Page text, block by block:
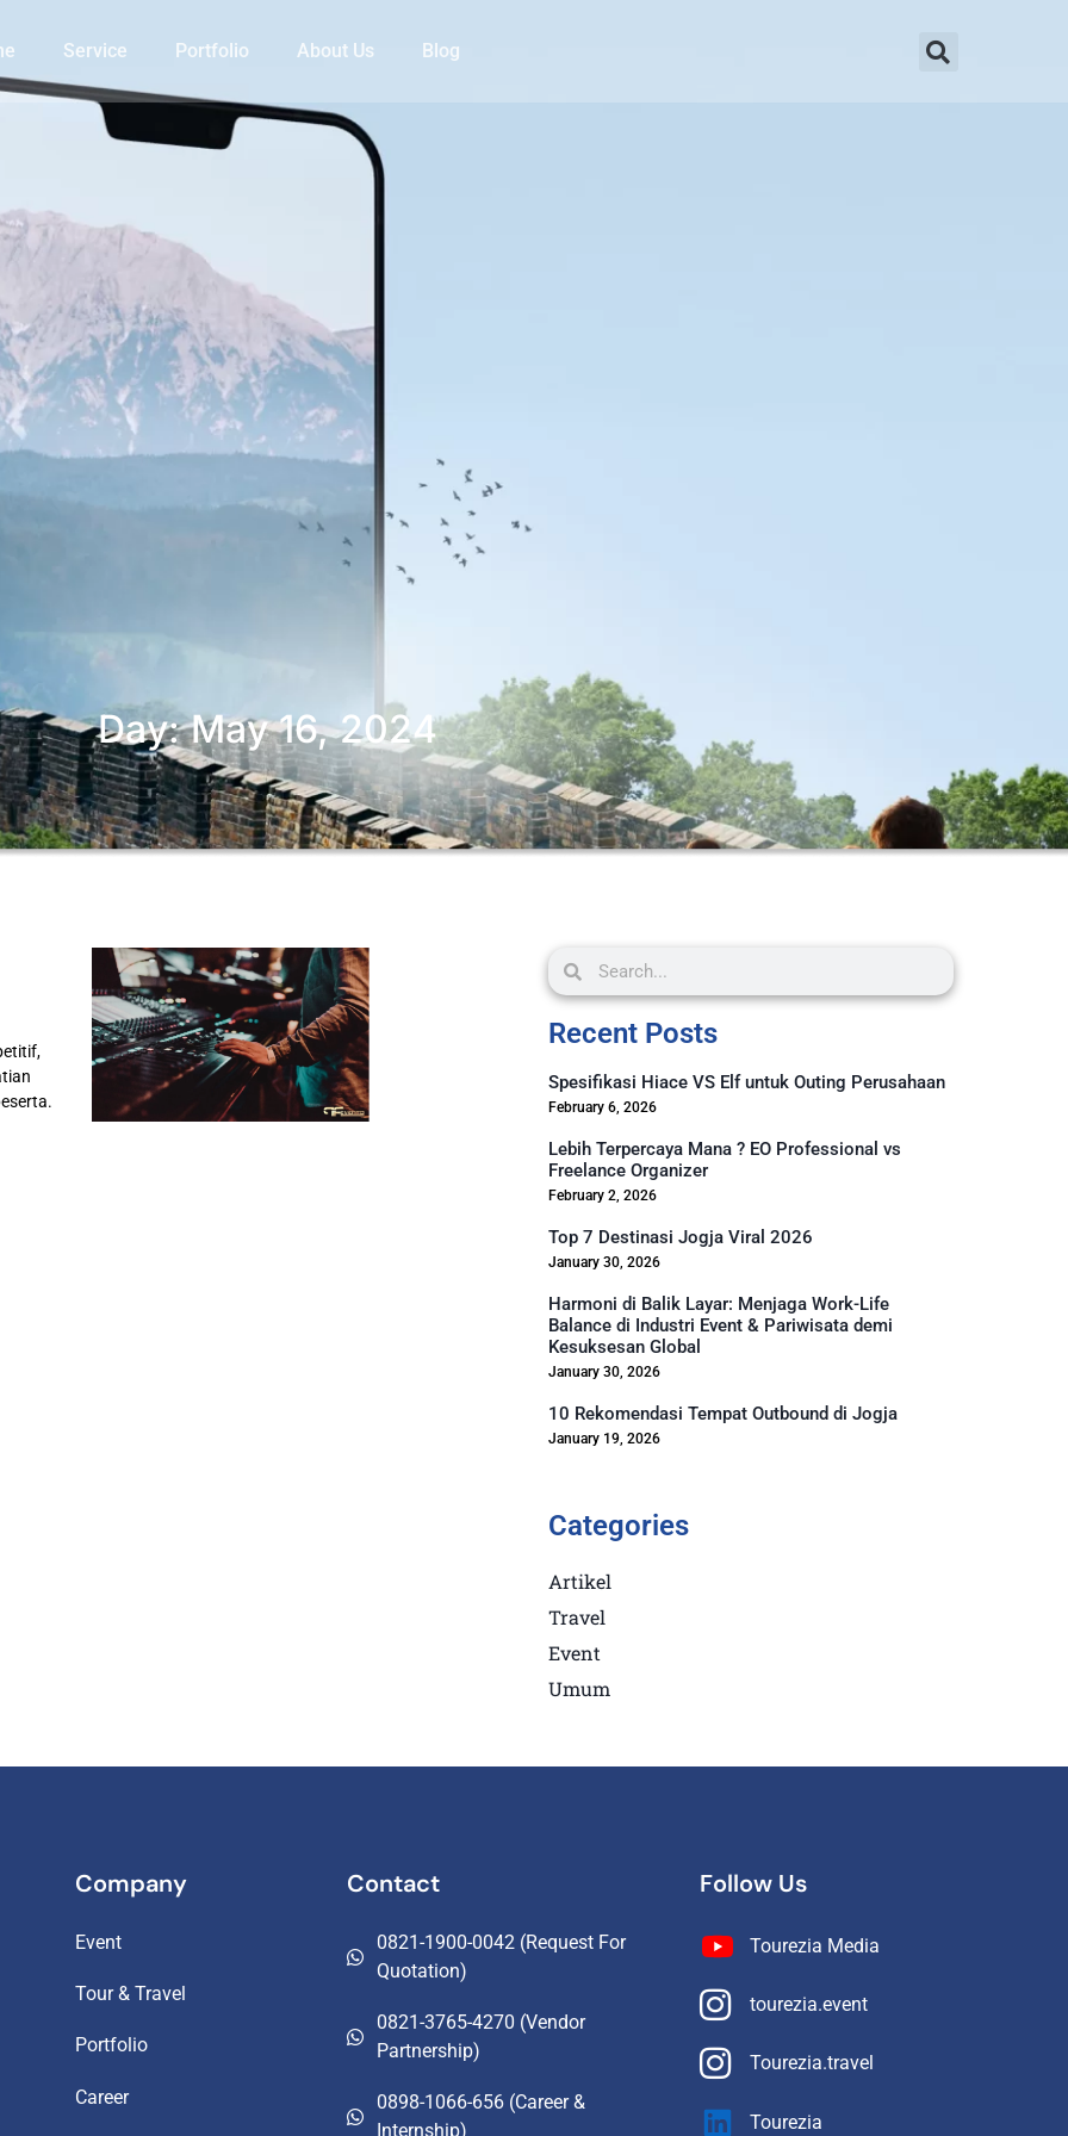
Service Portfolio About Us Blog
Day: May 16, 2024
Recent Posts
Spesifikasi Hiace VS Elf untuk Outing Perusahaan
February 6, 2026
Lebih Terpercaya Mana ? EO Professional vs
Freelance Organizer
February 2, 2026
Top 7 Destinasi Jogja Viral 2026
January 30, 2026
Harmoni di Balik Layar: Menjaga Work-Life
Balance di Industri Event & Pariwisata demi
Kesuksesan Global
January 30, 2026
10 Rekomendasi Tempat Outbound di Jogja
January 19, 2026
Categories
Artikel
Travel
Event
Umum
Company
Event
Tour & Travel
Portfolio
Career
Contact
0821-1900-0042 (Request For
Quotation)
0821-3765-4270 (Vendor
Partnership)
0898-1066-656 (Career &
Internship)
Follow Us
Tourezia Media
tourezia.event
Tourezia.travel
Tourezia